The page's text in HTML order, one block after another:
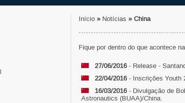
Início »Notícias » China
Fique por dentro do que acontece
27/06/2016- Release -
22/04/2016- Inscrições Youth
16/03/2016- Divulgação de
Astronautics (BUAA)/China.